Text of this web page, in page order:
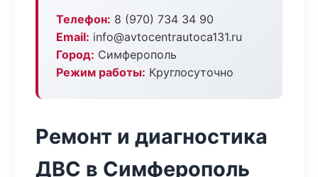
Телефон: 8 (970) 734 34 90
Email: info@avtocentrautoca131.ru
Город: Симферополь
Режим работы: Круглосуточно
Ремонт и диагностика
ДВС в Симферополь